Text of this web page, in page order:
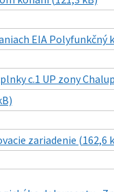
EIA Polyfunkčný
c.1 UP zony
zariadenie (162,6